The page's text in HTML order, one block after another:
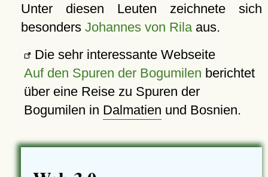
Unter diesen Leuten zeichnete sich
besonders Johannes von Rilaaus.
Die sehr interessante Webseite
Auf den Spuren der Bogumilen berichtet
über eine Reise zu Spuren der
Bogumilen in Dalmatien und Bosnien.